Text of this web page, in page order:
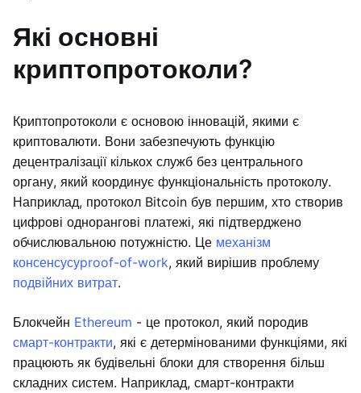
Які основні
криптопротоколи?
Криптопротоколи є основою інновацій, якими є
криптовалюти. Вони забезпечують функцію
децентралізації кількох служб без центрального
органу, який координує функціональність протоколу.
Наприклад, протокол Bitcoin був першим, хто створив
цифрові однорангові платежі, які підтверджено
обчислювальною потужністю. Це механізм
консенсусуproof-of-work, який вирішив проблему
подвійних витрат.
Блокчейн Ethereum - це протокол, який породив
смарт-контракти, які є детермінованими функціями, які
працюють як будівельні блоки для створення більш
складних систем. Наприклад, смарт-контракти